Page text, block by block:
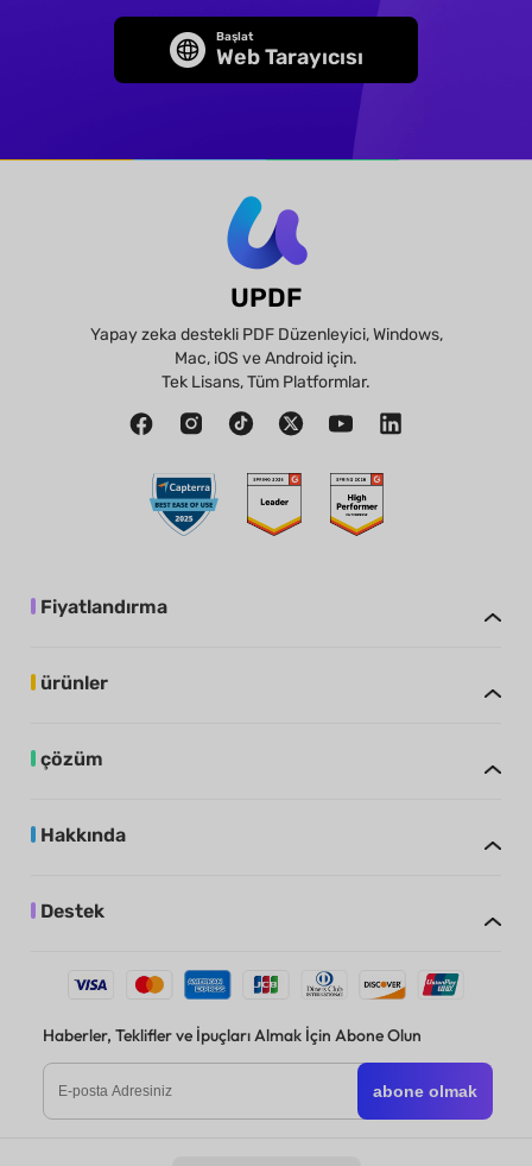
Başlat
Web Tarayıcısı
UPDF
Yapay zeka destekli PDF Düzenleyici, Windows,
Mac, iOS ve Android için.
Tek Lisans, Tüm Platformlar.
Fiyatlandırma
ürünler
çözüm
Hakkında
Destek
Haberler, Teklifler ve İpuçları Almak İçin Abone Olun
abone olmak